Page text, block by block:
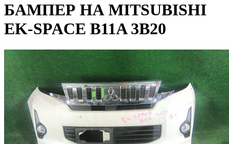
БАМПЕР НА MITSUBISHI
EK-SPACE B11A 3B20